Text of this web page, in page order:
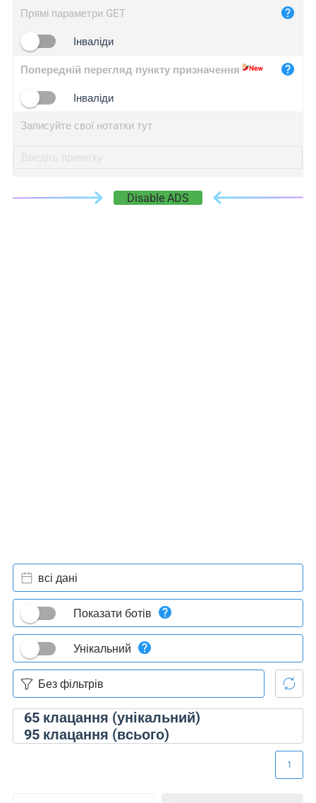
Прямі параметри GET
Інваліди
Попередній перегляд пункту призначення
Інваліди
Записуйте свої нотатки тут
Disable ADS
65клацання (унікальний)
95клацання (всього)
всі дані
Показати ботів
Унікальний
1